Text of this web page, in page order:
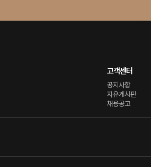
고객센터
공지사항
자유게시판
채용공고